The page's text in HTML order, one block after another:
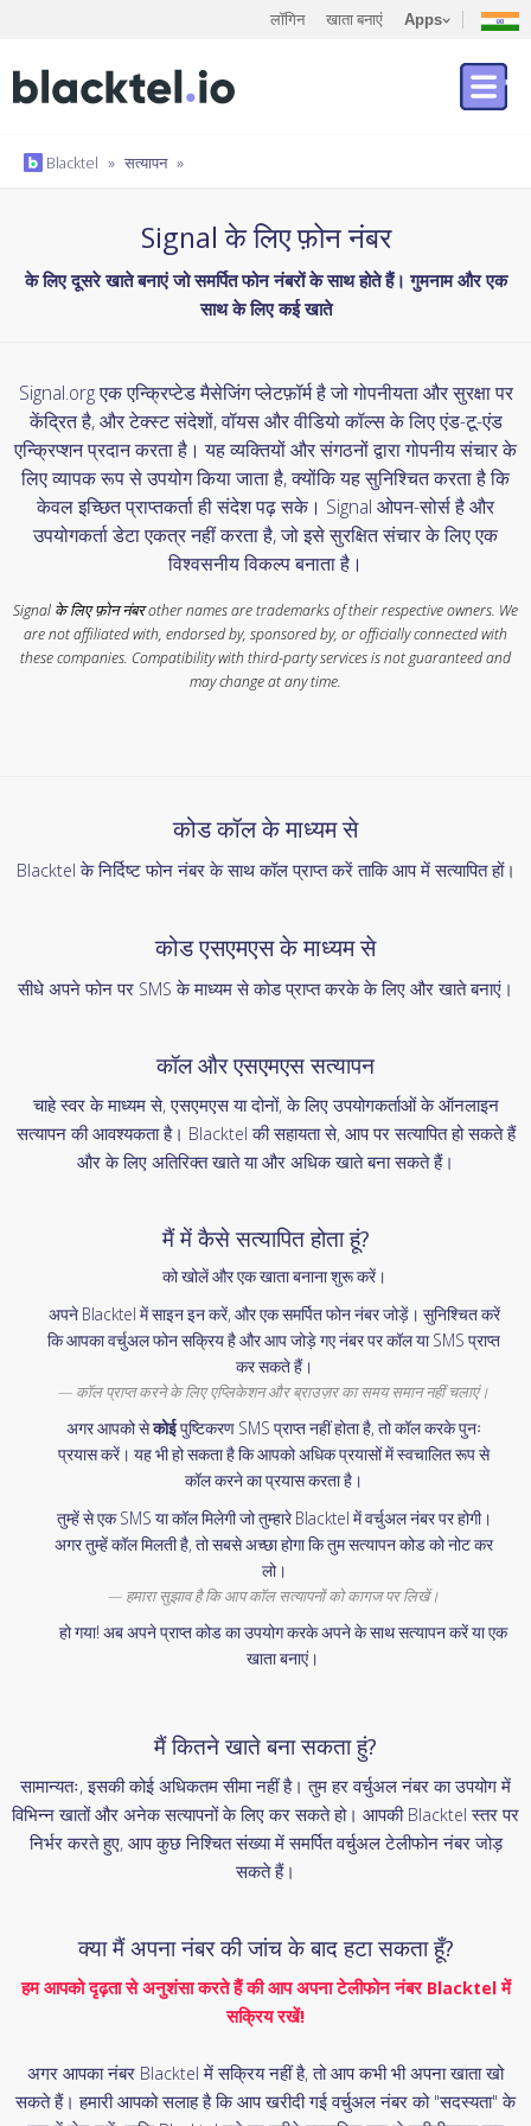
लॉगिन खाता बनाएं Apps
Blacktel » सत्यापन »
Signal के लिए फ़ोन नंबर
के लिए दूसरे खाते बनाएं जो समर्पित फोन नंबरों के साथ होते हैं। गुमनाम और एक
साथ के लिए कई खाते
Signal.org एक एन्क्रिप्टेड मैसेजिंग प्लेटफ़ॉर्म है जो गोपनीयता और सुरक्षा पर
केंद्रित है, और टेक्स्ट संदेशों, वॉयस और वीडियो कॉल्स के लिए एंड-टू-एंड
एन्क्रिप्शन प्रदान करता है। यह व्यक्तियों और संगठनों द्वारा गोपनीय संचार के
लिए व्यापक रूप से उपयोग किया जाता है, क्योंकि यह सुनिश्चित करता है कि
केवल इच्छित प्राप्तकर्ता ही संदेश पढ़ सके। Signal ओपन-सोर्स है और
उपयोगकर्ता डेटा एकत्र नहीं करता है, जो इसे सुरक्षित संचार के लिए एक
विश्वसनीय विकल्प बनाता है।
Signal के लिए फ़ोन नंबर other names are trademarks of their respective owners. We
are not affiliated with, endorsed by, sponsored by, or officially connected with
these companies. Compatibility with third-party services is not guaranteed and
may change at any time.
कोड कॉल के माध्यम से
Blacktel के निर्दिष्ट फोन नंबर के साथ कॉल प्राप्त करें ताकि आप में सत्यापित हों।
कोड एसएमएस के माध्यम से
सीधे अपने फोन पर SMS के माध्यम से कोड प्राप्त करके के लिए और खाते बनाएं।
कॉल और एसएमएस सत्यापन
चाहे स्वर के माध्यम से, एसएमएस या दोनों, के लिए उपयोगकर्ताओं के ऑनलाइन
सत्यापन की आवश्यकता है। Blacktel की सहायता से, आप पर सत्यापित हो सकते हैं
और के लिए अतिरिक्त खाते या और अधिक खाते बना सकते हैं।
मैं में कैसे सत्यापित होता हूं?
को खोलें और एक खाता बनाना शुरू करें।
अपने Blacktel में साइन इन करें, और एक समर्पित फोन नंबर जोड़ें। सुनिश्चित करें
कि आपका वर्चुअल फोन सक्रिय है और आप जोड़े गए नंबर पर कॉल या SMS प्राप्त
कर सकते हैं।
कॉल प्राप्त करने के लिए एप्लिकेशन और ब्राउज़र का समय समान नहीं चलाएं।
अगर आपको सेकोईपुष्टिकरण SMS प्राप्त नहीं होता है, तो कॉल करके पुनः
प्रयास करें। यह भी हो सकता है कि आपको अधिक प्रयासों में स्वचालित रूप से
कॉल करने का प्रयास करता है।
तुम्हें से एक SMS या कॉल मिलेगी जो तुम्हारे Blacktel में वर्चुअल नंबर पर होगी।
अगर तुम्हें कॉल मिलती है, तो सबसे अच्छा होगा कि तुम सत्यापन कोड को नोट कर
लो।
हमारा सुझाव है कि आप कॉल सत्यापनों को कागज पर लिखें।
हो गया! अब अपने प्राप्त कोड का उपयोग करके अपने के साथ सत्यापन करें या एक
खाता बनाएं।
मैं कितने खाते बना सकता हुं?
सामान्यतः, इसकी कोई अधिकतम सीमा नहीं है। तुम हर वर्चुअल नंबर का उपयोग में
विभिन्न खातों और अनेक सत्यापनों के लिए कर सकते हो। आपकी Blacktel स्तर पर
निर्भर करते हुए, आप कुछ निश्चित संख्या में समर्पित वर्चुअल टेलीफोन नंबर जोड़
सकते हैं।
क्या मैं अपना नंबर की जांच के बाद हटा सकता हूँ?
हम आपको दृढ़ता से अनुशंसा करते हैं की आप अपना टेलीफोन नंबर Blacktel में
सक्रिय रखें!
अगर आपका नंबर Blacktel में सक्रिय नहीं है, तो आप कभी भी अपना खाता खो
सकते हैं। हमारी आपको सलाह है कि आप खरीदी गई वर्चुअल नंबर को "सदस्यता" के